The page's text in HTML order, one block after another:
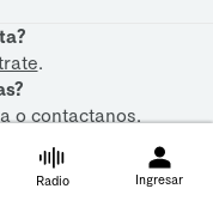
.
ocontactanos.
Radio Ingresar